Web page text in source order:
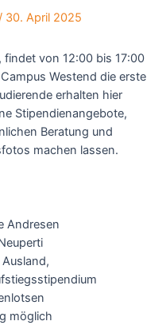
30. April 2025
von 12:00 bis 17:00
Westend die erste
erhalten hier
Stipendienangebote,
Beratung und
machen lassen.
Andresen
möglich